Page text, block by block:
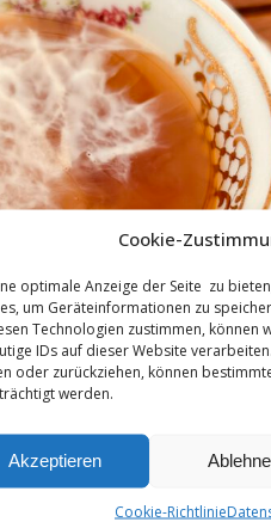
Cookie-
optimale Anzeige der Seite zu
um Geräteinformationen zu
Technologien zustimmen, können
IDs auf dieser Website
oder zurückziehen, können
werden.
Akzeptieren
Cookie-Richtlinie